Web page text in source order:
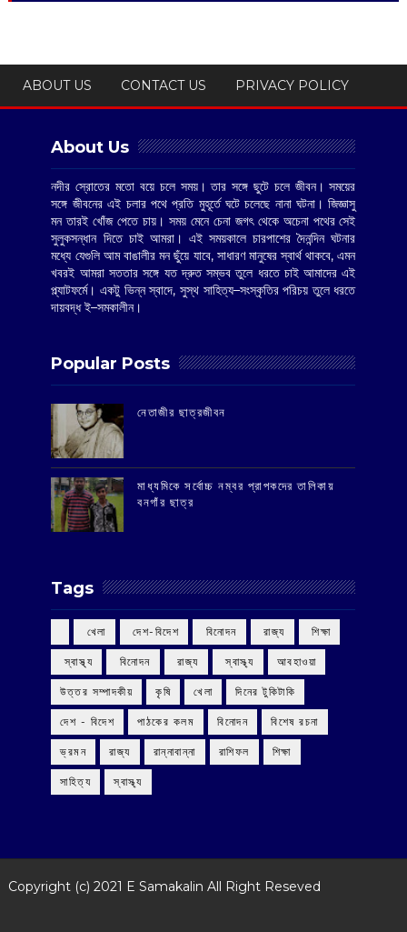
ABOUT US CONTACT US PRIVACY POLICY
About Us
নদীর স্রোতের মতো বয়ে চলে সময়। তার সঙ্গে ছুটে চলে জীবন। সময়ের
সঙ্গে জীবনের এই চলার পথে প্রতি মুহূর্তে ঘটে চলেছে নানা ঘটনা। জিজ্ঞাসু
মন তারই খোঁজ পেতে চায়। সময় মেনে চেনা জগৎ থেকে অচেনা পথের সেই
সুলুকসন্ধান দিতে চাই আমরা। এই সময়কালে চারপাশের দৈনন্দিন ঘটনার
মধ্যে যেগুলি আম বাঙালীর মন ছুঁয়ে যাবে, সাধারণ মানুষের স্বার্থ থাকবে, এমন
খবরই আমরা সততার সঙ্গে যত দ্রুত সম্ভব তুলে ধরতে চাই আমাদের এই
প্ল্যাটফর্মে। একটু ভিন্ন স্বাদে, সুস্থ সাহিত্য–সংস্কৃতির পরিচয় তুলে ধরতে
দায়বদ্ধ ই–সমকালীন।
Popular Posts
‌নেতাজীর ছাত্রজীবন
মাধ্যমিকে সর্বোচ্চ নম্বর প্রাপকদের তালিকায়
বনগাঁর ছাত্র
Tags
‌ খেলা ‌ দেশ-বিদেশ ‌ বিনোদন ‌ রাজ্য ‌ শিক্ষা
‌ স্বাস্থ্য ‌ বিনোদন ‌ রাজ্য ‌ স্বাস্থ্য আবহাওয়া
উত্তর সম্পাদকীয় কৃষি খেলা দিনের টুকিটাকি
দেশ - বিদেশ পাঠকের কলম বিনোদন বিশেষ রচনা
ভ্রমন রাজ্য রান্নাবান্না রাশিফল শিক্ষা
সাহিত্য স্বাস্থ্য
Copyright (c) 2021 E Samakalin All Right Reseved